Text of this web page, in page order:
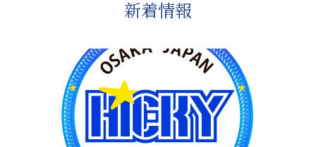
新着情報